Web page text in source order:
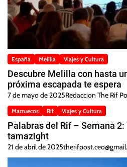
España Melilla Viajes y Cultura
Descubre Melilla con hasta
próxima escapada te espera
7 de mayo de 2025Redaccion The Rif
Marruecos Rif Viajes y Cultura
Palabras del Rif – Semana 2:
tamazight
21 de abril de 2025